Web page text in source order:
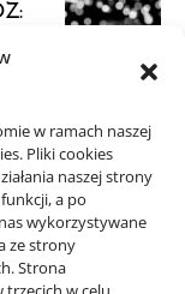
w ramach naszej
Pliki cookies
naszej strony
a po
wykorzystywane
ze strony
Strona